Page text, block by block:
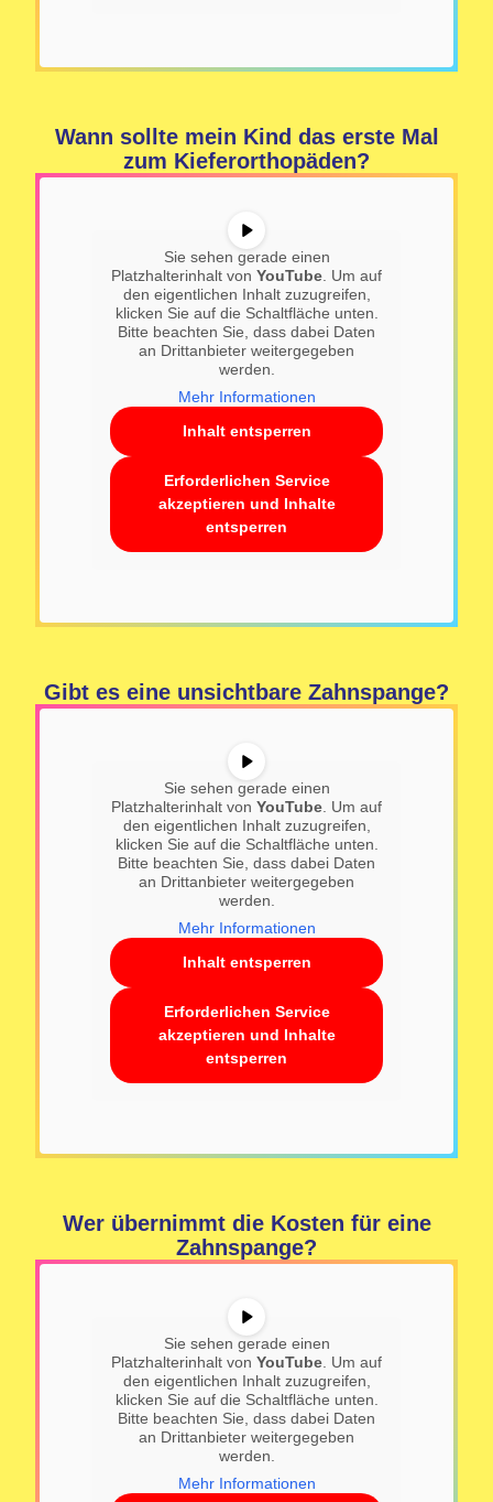
Wann sollte mein Kind das erste Mal
zum Kieferorthopäden?
Sie sehen gerade einen
Platzhalterinhalt von YouTube . Um auf
den eigentlichen Inhalt zuzugreifen,
klicken Sie auf die Schaltfläche unten.
Bitte beachten Sie, dass dabei Daten
an Drittanbieter weitergegeben
werden.
Mehr Informationen
Inhalt entsperren
Erforderlichen Service
akzeptieren und Inhalte
entsperren
Gibt es eine unsichtbare Zahnspange?
Sie sehen gerade einen
Platzhalterinhalt von YouTube . Um auf
den eigentlichen Inhalt zuzugreifen,
klicken Sie auf die Schaltfläche unten.
Bitte beachten Sie, dass dabei Daten
an Drittanbieter weitergegeben
werden.
Mehr Informationen
Inhalt entsperren
Erforderlichen Service
akzeptieren und Inhalte
entsperren
Wer übernimmt die Kosten für eine
Zahnspange?
Sie sehen gerade einen
Platzhalterinhalt von YouTube . Um auf
den eigentlichen Inhalt zuzugreifen,
klicken Sie auf die Schaltfläche unten.
Bitte beachten Sie, dass dabei Daten
an Drittanbieter weitergegeben
werden.
Mehr Informationen